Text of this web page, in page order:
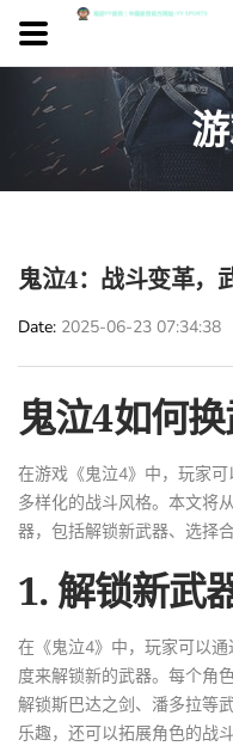
鬼泣4：战斗变革，
Date 2025-06-23 07:34:38
鬼泣4如何
在游戏《鬼泣4》中，玩家
多样化的战斗风格。本文将
器，包括解锁新武器、选择
1. 解锁新武
在《鬼泣4》中，玩家可以
度来解锁新的武器。每个角
解锁斯巴达之剑、潘多拉等
乐趣，还可以拓展角色的战斗